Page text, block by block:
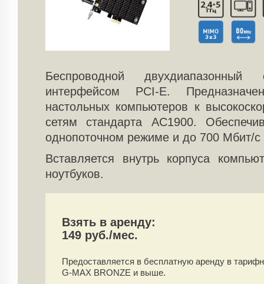
Беспроводной
интерфейсом PCI-E.
настольных компьютеров к
сетям стандарта AC1900.
однопоточном режиме и до 700 Мбит/с
Вставляется внутрь корпуса
ноутбуков.
Взять в аренду:
149 руб./мес.
Предоставляется в бесплатную аренду в
G-MAX BRONZE и выше.